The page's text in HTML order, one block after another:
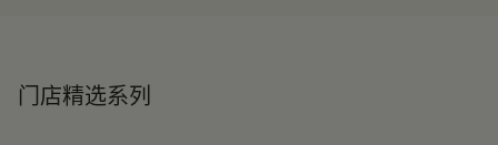
门店精选系列